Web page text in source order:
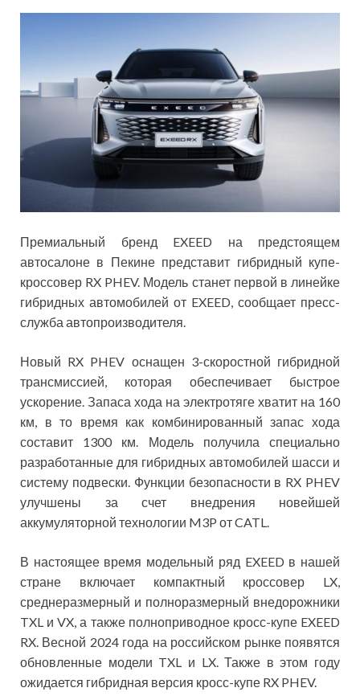
Премиальный бренд EXEED на предстоящем
автосалоне в Пекине представит гибридный купе-
кроссовер RX PHEV. Модель станет первой в линейке
гибридных автомобилей от EXEED, сообщает пресс-
служба автопроизводителя.
Новый RX PHEV оснащен 3-скоростной гибридной
трансмиссией, которая обеспечивает быстрое
ускорение. Запаса хода на электротяге хватит на 160
км, в то время как комбинированный запас хода
составит 1300 км. Модель получила специально
разработанные для гибридных автомобилей шасси и
систему подвески. Функции безопасности в RX PHEV
улучшены за счет внедрения новейшей
аккумуляторной технологии M3P от CATL.
В настоящее время модельный ряд EXEED в нашей
стране включает компактный кроссовер LX,
среднеразмерный и полноразмерный внедорожники
TXL и VX, а также полноприводное кросс-купе EXEED
RX. Весной 2024 года на российском рынке появятся
обновленные модели TXL и LX. Также в этом году
ожидается гибридная версия кросс-купе RX PHEV.